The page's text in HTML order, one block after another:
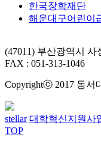
한국장학재단
해운대구어린이
(47011) 부산광역시 사
FAX : 051-313-1046
Copyrightⓒ 2017 동서
stellar 대학혁신지원사
TOP